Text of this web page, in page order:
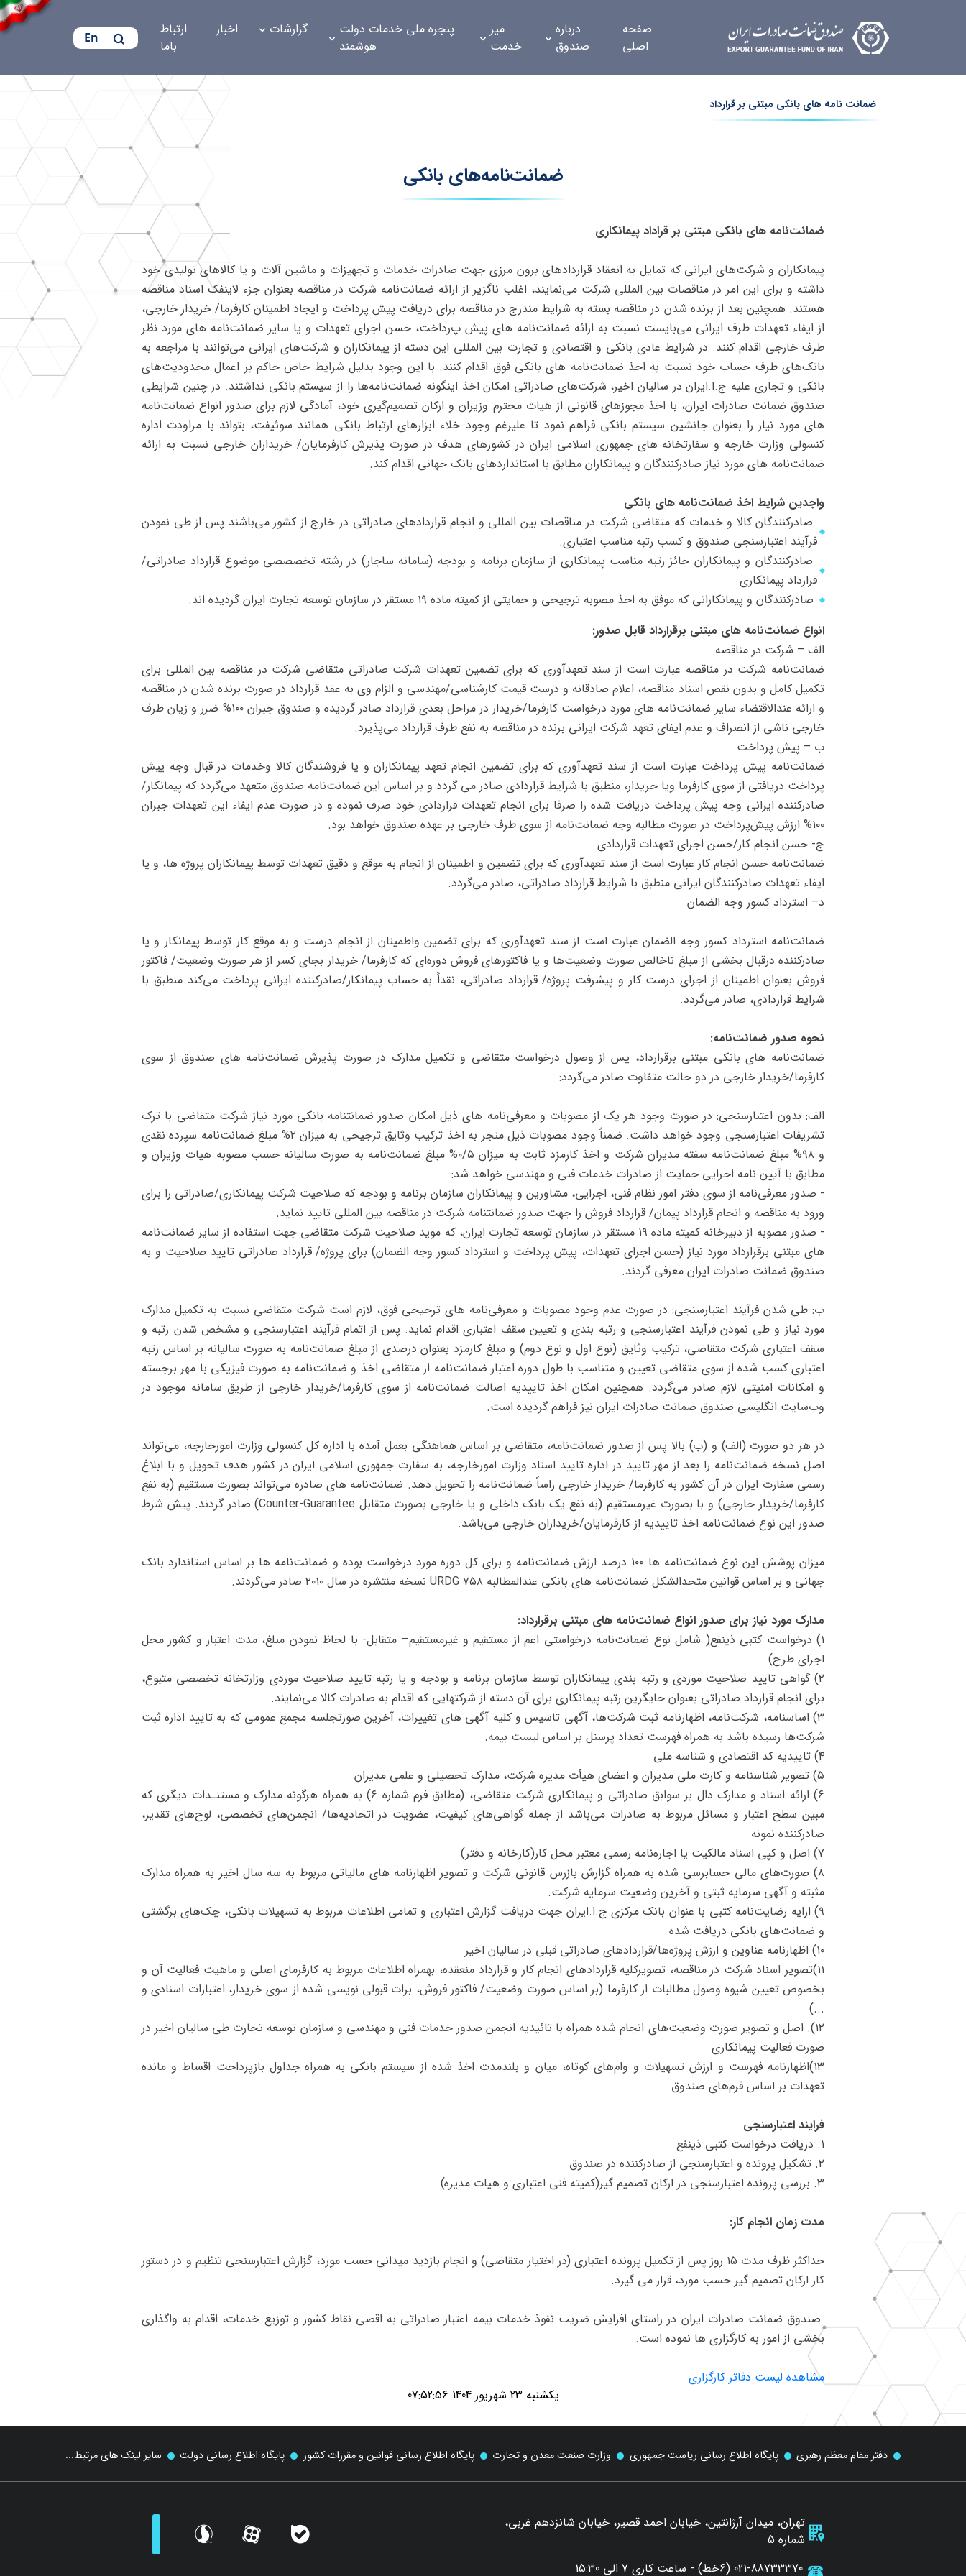
صفحه
اصلی
درباره
صندوق
میز
خدمت
پنجره ملی خدمات دولت
هوشمند
گزارشات اخبار
ارتباط
باما
En
ضمانت نامه های بانکی مبتنی بر قرارداد
ضمانت‌نامه‌های بانکی
ضمانت‌نامه ‌های بانکی مبتنی بر قراداد پیمانکاری
پیمانکاران و شرکت‌های ایرانی که تمایل به انعقاد قراردادهای برون مرزی جهت صادرات خدمات و تجهیزات و ماشین‌ آلات و یا کالاهای تولیدی خود
داشته و برای این امر در مناقصات بین‌ المللی شرکت می‌نمایند، اغلب ناگزیر از ارائه ضمانت‌نامه شرکت در مناقصه بعنوان جزء لاینفک اسناد مناقصه
هستند. همچنین بعد از برنده شدن در مناقصه بسته به شرایط مندرج در مناقصه برای دریافت پیش پرداخت و ایجاد اطمینان کارفرما/ خریدار خارجی،
از ایفاء تعهدات طرف ایرانی می‌بایست نسبت به ارائه ضمانت‌نامه‌ های پیش پ‌رداخت، حسن اجرای تعهدات و یا سایر ضمانت‌نامه‌ های مورد نظر
طرف خارجی اقدام کنند. در شرایط عادی بانکی و اقتصادی و تجارت بین ‌المللی این دسته از پیمانکاران و شرکت‌های ایرانی می‌توانند با مراجعه به
بانک‌های طرف حساب خود نسبت به اخذ ضمانت‌نامه‌ های بانکی فوق اقدام کنند. با این وجود بدلیل شرایط خاص حاکم بر اعمال محدودیت‌های
بانکی و تجاری علیه ج.ا.ایران در سالیان اخیر، شرکت‌های صادراتی امکان اخذ اینگونه ضمانت‌نامه‌ها را از سیستم بانکی نداشتند. در چنین شرایطی
صندوق ضمانت صادرات ایران، با اخذ مجوزهای قانونی از هیات محترم وزیران و ارکان تصمیم‌گیری خود، آمادگی لازم برای صدور انواع ضمانت‌نامه‌
های مورد نیاز را بعنوان جانشین سیستم بانکی فراهم نمود تا علیرغم وجود خلاء ابزارهای ارتباط بانکی همانند سوئیفت، بتواند با مراودت اداره
کنسولی وزارت خارجه و سفارتخانه‌ های جمهوری اسلامی ایران در کشورهای هدف در صورت پذیرش کارفرمایان/ خریداران خارجی نسبت به ارائه
ضمانت‌نامه ‌های مورد نیاز صادرکنندگان و پیمانکاران مطابق با استانداردهای بانک جهانی اقدام کند.
واجدین شرایط اخذ ضمانت‌نامه‌ های بانکی
صادرکنندگان کالا و خدمات که متقاضی شرکت در مناقصات بین ‌المللی و انجام قراردادهای صادراتی در خارج از کشور می‌باشند پس از طی نمودن
فرآیند اعتبارسنجی صندوق و کسب رتبه مناسب اعتباری.
صادرکنندگان و پیمانکاران حائز رتبه مناسب پیمانکاری از سازمان برنامه و بودجه (سامانه ساجار) در رشته تخصصصی موضوع قرارداد صادراتی/
قرارداد پیمانکاری
صادرکنندگان و پیمانکارانی که موفق به اخذ مصوبه ترجیحی و حمایتی از کمیته ماده ۱۹ مستقر در سازمان توسعه تجارت ایران گردیده ‌اند.
انواع ضمانت‌نامه ‌های مبتنی برقرارداد قابل صدور:
الف – شرکت در مناقصه
ضمانت‌نامه شرکت در مناقصه عبارت است از سند تعهدآوری که برای تضمین تعهدات شرکت صادراتی متقاضی شرکت در مناقصه بین‌ المللی برای
تکمیل کامل و بدون نقص اسناد مناقصه، اعلام صادقانه و درست قیمت کارشناسی/مهندسی و الزام وی به عقد قرارداد در صورت برنده شدن در مناقصه
و ارائه عندالاقتضاء سایر ضمانت‌نامه‌ های مورد درخواست کارفرما/خریدار در مراحل بعدی قرارداد صادر گردیده و صندوق جبران ۱۰۰% ضرر و زیان طرف
خارجی ناشی از انصراف و عدم ایفای تعهد شرکت ایرانی برنده در مناقصه به نفع طرف قرارداد می‌پذیرد.
ب – پیش‌ پرداخت
ضمانت‌نامه پیش ‌پرداخت عبارت است از سند تعهدآوری که برای تضمین انجام تعهد پیمانکاران و یا فروشندگان کالا وخدمات در قبال وجه پیش‌
پرداخت دریافتی از سوی کارفرما ویا خریدار، منطبق با شرایط قراردادی صادر می گردد و بر اساس این ضمانت‌نامه صندوق متعهد می‌گردد که پیمانکار/
صادرکننده ایرانی وجه پیش پرداخت دریافت شده را صرفا برای انجام تعهدات قراردادی خود صرف نموده و در صورت عدم ایفاء این تعهدات جبران
۱۰۰% ارزش پیش‌پرداخت در صورت مطالبه وجه ضمانت‌نامه از سوی طرف خارجی بر عهده صندوق خواهد بود.
ج- حسن انجام کار/حسن اجرای تعهدات قراردادی
ضمانت‌نامه حسن انجام کار عبارت است از سند تعهدآوری که برای تضمین و اطمینان از انجام به موقع و دقیق تعهدات توسط پیمانکاران پروژه‌ ها، و یا
ایفاء تعهدات صادرکنندگان ایرانی منطبق با شرایط قرارداد صادراتی، صادر می‌گردد.
د– استرداد کسور وجه ‌الضمان
ضمانت‌نامه استرداد کسور وجه‌ الضمان عبارت است از سند تعهدآوری که برای تضمین واطمینان از انجام درست و به موقع کار توسط پیمانکار و یا
صادرکننده درقبال بخشی از مبلغ ناخالص صورت‌ وضعیت‌ها و یا فاکتورهای فروش دوره‌ای که کارفرما/ خریدار بجای کسر از هر صورت وضعیت/ فاکتور
فروش بعنوان اطمینان از اجرای درست کار و پیشرفت پروژه/ قرارداد صادراتی، نقداً به حساب پیمانکار/صادرکننده ایرانی پرداخت می‌کند منطبق با
شرایط قراردادی، صادر می‌گردد.
نحوه صدور ضمانت‌نامه:
ضمانت‌نامه ‌های بانکی مبتنی برقرارداد، پس از وصول درخواست متقاضی و تکمیل مدارک در صورت پذیرش ضمانت‌نامه‌ های صندوق از سوی
کارفرما/خریدار خارجی در دو حالت متفاوت صادر می‌گردد:
الف: بدون اعتبارسنجی: در صورت وجود هر یک از مصوبات و معرفی‌نامه‌ های ذیل امکان صدور ضمانتنامه بانکی مورد نیاز شرکت متقاضی با ترک
تشریفات اعتبارسنجی وجود خواهد داشت. ضمناً وجود مصوبات ذیل منجر به اخذ ترکیب وثایق ترجیحی به میزان ۲% مبلغ ضمانت‌نامه سپرده نقدی
و ۹۸% مبلغ ضمانت‌نامه سفته مدیران شرکت و اخذ کارمزد ثابت به میزان ۰/۵% مبلغ ضمانت‌نامه به صورت سالیانه حسب مصوبه هیات وزیران و
مطابق با آیین نامه اجرایی حمایت از صادرات خدمات فنی و مهندسی خواهد شد:
- صدور معرفی‌نامه از سوی دفتر امور نظام فنی، اجرایی، مشاورین و پیمانکاران سازمان برنامه و بودجه که صلاحیت شرکت پیمانکاری/صادراتی را برای
ورود به مناقصه و انجام قرارداد پیمان/ قرارداد فروش را جهت صدور ضمانتنامه شرکت در مناقصه بین ‌المللی تایید نماید.
- صدور مصوبه از دبیرخانه کمیته ماده ۱۹ مستقر در سازمان توسعه تجارت ایران، که موید صلاحیت شرکت متقاضی جهت استفاده از سایر ضمانت‌نامه
‌های مبتنی برقرارداد مورد نیاز (حسن اجرای تعهدات، پیش ‌پرداخت و استرداد کسور وجه ‌الضمان) برای پروژه/ قرارداد صادراتی تایید صلاحیت و به
صندوق ضمانت صادرات ایران معرفی گردند.
ب: طی‌ شدن فرآیند اعتبارسنجی: در صورت عدم وجود مصوبات و معرفی‌نامه‌ های ترجیحی فوق، لازم است شرکت متقاضی نسبت به تکمیل مدارک
مورد نیاز و طی نمودن فرآیند اعتبارسنجی و رتبه ‌بندی و تعیین سقف اعتباری اقدام نماید. پس از اتمام فرآیند اعتبارسنجی و مشخص شدن رتبه و
سقف اعتباری شرکت متقاضی، ترکیب وثایق (نوع اول و نوع دوم) و مبلغ کارمزد بعنوان درصدی از مبلغ ضمانت‌نامه به صورت سالیانه بر اساس رتبه
اعتباری کسب شده از سوی متقاضی تعیین و متناسب با طول دوره اعتبار ضمانت‌نامه از متقاضی اخذ و ضمانت‌نامه به صورت فیزیکی با مهر برجسته
و امکانات امنیتی لازم صادر می‌گردد. همچنین امکان اخذ تاییدیه اصالت ضمانت‌نامه از سوی کارفرما/خریدار خارجی از طریق سامانه موجود در
وب‌سایت انگلیسی صندوق ضمانت صادرات ایران نیز فراهم گردیده است.
در هر دو صورت (الف) و (ب) بالا پس از صدور ضمانت‌نامه، متقاضی بر اساس هماهنگی بعمل آمده با اداره کل کنسولی وزارت امورخارجه، می‌تواند
اصل نسخه ضمانت‌نامه را بعد از مهر تایید در اداره تایید اسناد وزارت امورخارجه، به سفارت جمهوری اسلامی ایران در کشور هدف تحویل و با ابلاغ
رسمی سفارت ایران در آن کشور به کارفرما/ خریدار خارجی راساً ضمانت‌نامه را تحویل دهد. ضمانت‌نامه‌ های صادره می‌تواند بصورت مستقیم (به نفع
کارفرما/خریدار خارجی) و با بصورت غیرمستقیم (به نفع یک بانک داخلی و یا خارجی بصورت متقابل Counter-Guarantee) صادر گردند. پیش شرط
صدور این نوع ضمانت‌نامه اخذ تاییدیه از کارفرمایان/خریداران خارجی می‌باشد.
میزان پوشش این نوع ضمانت‌نامه‌ ها ۱۰۰ درصد ارزش ضمانت‌نامه و برای کل دوره مورد درخواست بوده و ضمانت‌نامه ‌ها بر اساس استاندارد بانک
جهانی و بر اساس قوانین متحدالشکل ضمانت‌نامه ‌های بانکی عندالمطالبه URDG ۷۵۸ نسخه منتشره در سال ۲۰۱۰ صادر می‌گردند.
مدارک مورد نیاز برای صدور انواع ضمانت‌نامه‌ های مبتنی برقرارداد:
۱) درخواست کتبی ذینفع( شامل نوع ضمانت‌نامه درخواستی اعم از مستقیم و غیرمستقیم– متقابل- با لحاظ نمودن مبلغ، مدت اعتبار و کشور محل
اجرای طرح)
۲) گواهی تایید صلاحیت موردی و رتبه ‌بندی پیمانکاران توسط سازمان برنامه و بودجه و یا رتبه تایید صلاحیت موردی وزارتخانه تخصصی متبوع،
برای انجام قرارداد صادراتی بعنوان جایگزین رتبه پیمانکاری برای آن دسته از شرکتهایی که اقدام به صادرات کالا می‌نمایند.
۳) اساسنامه، شرکت‌نامه، اظهارنامه ثبت شرکت‌ها، آگهی تاسیس و کلیه آگهی ‌های تغییرات، آخرین صورتجلسه مجمع عمومی که به تایید اداره ثبت
شرکت‌ها رسیده باشد به همراه فهرست تعداد پرسنل بر اساس لیست بیمه.
۴) تاییدیه کد اقتصادی و شناسه ملی
۵) تصویر شناسنامه و کارت ملی مدیران و اعضای هیأت مدیره شرکت، مدارک تحصیلی و علمی مدیران
۶) ارائه اسناد و مدارک دال بر سوابق صادراتی و پیمانکاری شرکت متقاضی، (مطابق فرم شماره ۶) به همراه هرگونه مدارک و مستنـدات دیگری که
مبین سطح اعتبار و مسائل مربوط به صادرات می‌باشد از جمله گواهی‌های کیفیت، عضویت در اتحادیه‌ها/ انجمن‌های تخصصی، لوح‌های تقدیر،
صادرکننده نمونه
۷) اصل و کپی اسناد مالکیت یا اجاره‌نامه رسمی معتبر محل کار(کارخانه و دفتر)
۸) صورت‌های مالی حسابرسی شده به همراه گزارش بازرس قانونی شرکت و تصویر اظهارنامه ‌های مالیاتی مربوط به سه سال اخیر به همراه مدارک
مثبته و آگهی سرمایه ثبتی و آخرین وضعیت سرمایه شرکت.
۹) ارایه رضایت‌نامه کتبی با عنوان بانک مرکزی ج.ا.ایران جهت دریافت گزارش اعتباری و تمامی اطلاعات مربوط به تسهیلات بانکی، چک‌های برگشتی
و ضمانت‌های بانکی دریافت شده
۱۰) اظهارنامه عناوین و ارزش پروژه‌ها/قراردادهای صادراتی قبلی در سالیان اخیر
۱۱)تصویر اسناد شرکت در مناقصه، تصویرکلیه قراردادهای انجام کار و قرارداد منعقده، بهمراه اطلاعات مربوط به کارفرمای اصلی و ماهیت فعالیت آن و
بخصوص تعیین شیوه وصول مطالبات از کارفرما (بر اساس صورت وضعیت/ فاکتور فروش، برات قبولی ‌نویسی شده از سوی خریدار، اعتبارات اسنادی و
...)
۱۲). اصل و تصویر صورت وضعیت‌های انجام شده همراه با تائیدیه انجمن صدور خدمات فنی و مهندسی و سازمان توسعه تجارت طی سالیان اخیر در
صورت فعالیت پیمانکاری
۱۳)اظهارنامه فهرست و ارزش تسهیلات و وام‌های کوتاه، میان و بلندمدت اخذ شده از سیستم بانکی به همراه جداول بازپرداخت اقساط و مانده
تعهدات بر اساس فرم‌های صندوق
فرایند اعتبارسنجی
۱. دریافت درخواست کتبی ذینفع
۲. تشکیل پرونده و اعتبارسنجی از صادرکننده در صندوق
۳. بررسی پرونده اعتبارسنجی در ارکان تصمیم گیر(کمیته فنی اعتباری و هیات مدیره)
مدت زمان انجام کار:
حداکثر ظرف مدت ۱۵ روز پس از تکمیل پرونده اعتباری (در اختیار متقاضی) و انجام بازدید میدانی حسب مورد، گزارش اعتبارسنجی تنظیم و در دستور
کار ارکان تصمیم گیر حسب مورد، قرار می گیرد.
صندوق ضمانت صادرات ایران در راستای افزایش ضریب نفوذ خدمات بیمه اعتبار صادراتی به اقصی نقاط کشور و توزیع خدمات، اقدام به واگذاری
بخشی از امور به کارگزاری ها نموده است.
مشاهده لیست دفاتر کارگزاری
یکشنبه 23 شهریور 1404 07:52:56
دفتر مقام معظم رهبری پایگاه اطلاع رسانی ریاست جمهوری وزارت صنعت معدن و تجارت پایگاه اطلاع رسانی قوانین و مقررات کشور پایگاه اطلاع رسانی دولت سایر لینک های مرتبط...
تهران، میدان آرژانتین، خیابان احمد قصیر، خیابان شانزدهم غربی،
شماره 5
021-88733370 (6خط) - ساعت کاری 7 الی 15:30
bale
aparat
sorosh